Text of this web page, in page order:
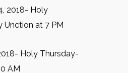
2018- Holy
Unction at 7 PM
Holy Thursday-
AM